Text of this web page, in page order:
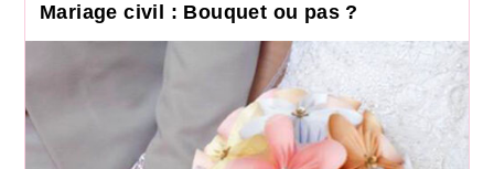
Mariage civil : Bouquet ou pas ?